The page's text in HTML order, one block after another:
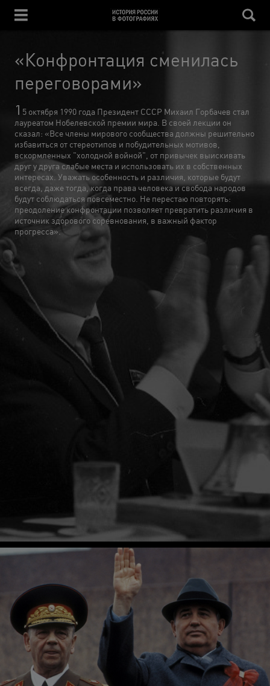
«Конфронтация сменилась
переговорами»
1 5 октября 1990 года Президент СССР Михаил Горбачев стал
лауреатом Нобелевской премии мира. В своей лекции он
сказал: «Все члены мирового сообщества должны решительно
избавиться от стереотипов и побудительных мотивов,
вскормленных "холодной войной", от привычек выискивать
друг у друга слабые места и использовать их в собственных
интересах. Уважать особенность и различия, которые будут
всегда, даже тогда, когда права человека и свобода народов
будут соблюдаться повсеместно. Не перестаю повторять:
преодоление конфронтации позволяет превратить различия в
источник здорового соревнования, в важный фактор
прогресса».